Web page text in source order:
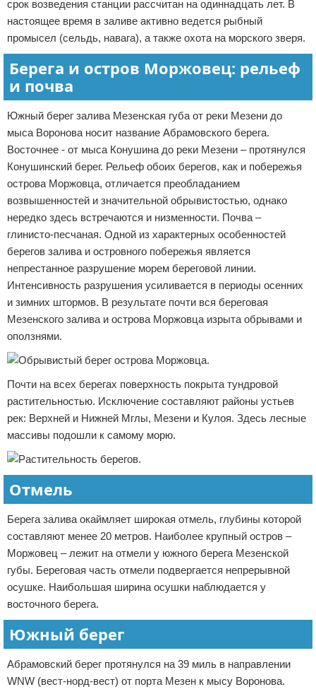
срок возведения станции рассчитан на одиннадцать лет. В
настоящее время в заливе активно ведется рыбный
промысел (сельдь, навага), а также охота на морского зверя.
Берега и остров Моржовец: рельеф
и почва
Южный берег залива Мезенская губа от реки Мезени до
мыса Воронова носит название Абрамовского берега.
Восточнее - от мыса Конушина до реки Мезени – протянулся
Конушинский берег. Рельеф обоих берегов, как и побережья
острова Моржовца, отличается преобладанием
возвышенностей и значительной обрывистостью, однако
нередко здесь встречаются и низменности. Почва –
глинисто-песчаная. Одной из характерных особенностей
берегов залива и островного побережья является
непрестанное разрушение морем береговой линии.
Интенсивность разрушения усиливается в периоды осенних
и зимних штормов. В результате почти вся береговая
Мезенского залива и острова Моржовца изрыта обрывами и
оползнями.
Почти на всех берегах поверхность покрыта тундровой
растительностью. Исключение составляют районы устьев
рек: Верхней и Нижней Мглы, Мезени и Кулоя. Здесь лесные
массивы подошли к самому морю.
Отмель
Берега залива окаймляет широкая отмель, глубины которой
составляют менее 20 метров. Наиболее крупный остров –
Моржовец – лежит на отмели у южного берега Мезенской
губы. Береговая часть отмели подвергается непрерывной
осушке. Наибольшая ширина осушки наблюдается у
восточного берега.
Южный берег
Абрамовский берег протянулся на 39 миль в направлении
WNW (вест-норд-вест) от порта Мезен к мысу Воронова.